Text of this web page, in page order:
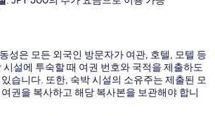
성은 모든 외국인 방문자가 여관, 호텔, 모텔 등
시설에 투숙할 때 여권 번호와 국적을 제출하도
습니다. 또한, 숙박 시설의 소유주는 제출된 모
권을 복사하고 해당 복사본을 보관해야 합니